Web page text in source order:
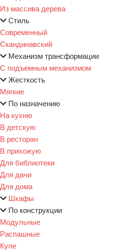
Из массива дерева
Стиль
Современный
Скандинавский
Механизм трансформации
С подъемным механизмом
Жесткость
Мягкие
По назначению
На кухню
В детскую
В ресторан
В прихожую
Для библиотеки
Для дачи
Для дома
Шкафы
По конструкции
Модульные
Распашные
Купе